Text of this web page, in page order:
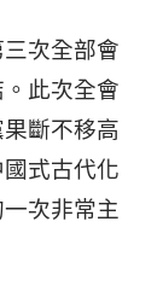
次全部會
此次全會
斷不移高
式古代化
次非常主